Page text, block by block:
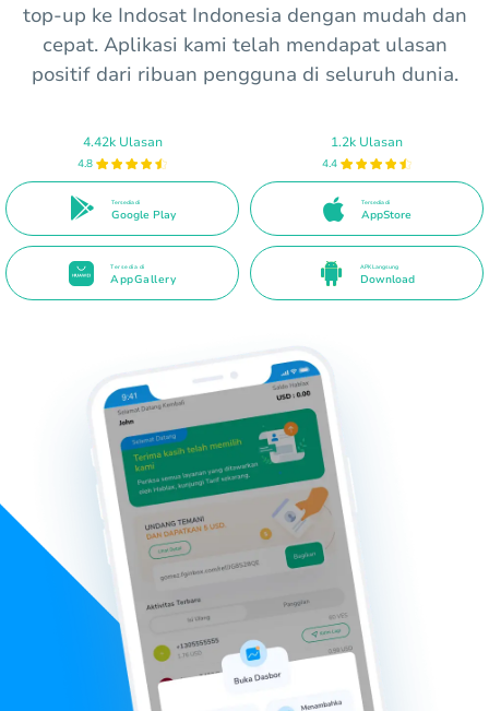
top-up ke Indosat Indonesia dengan mudah dan
cepat. Aplikasi kami telah mendapat ulasan
positif dari ribuan pengguna di seluruh dunia.
4.42k Ulasan
4.8
Tersedia di
Google Play
1.2k Ulasan
4.4
Tersedia di
AppStore
Tersedia di
AppGallery
APK Langsung
Download